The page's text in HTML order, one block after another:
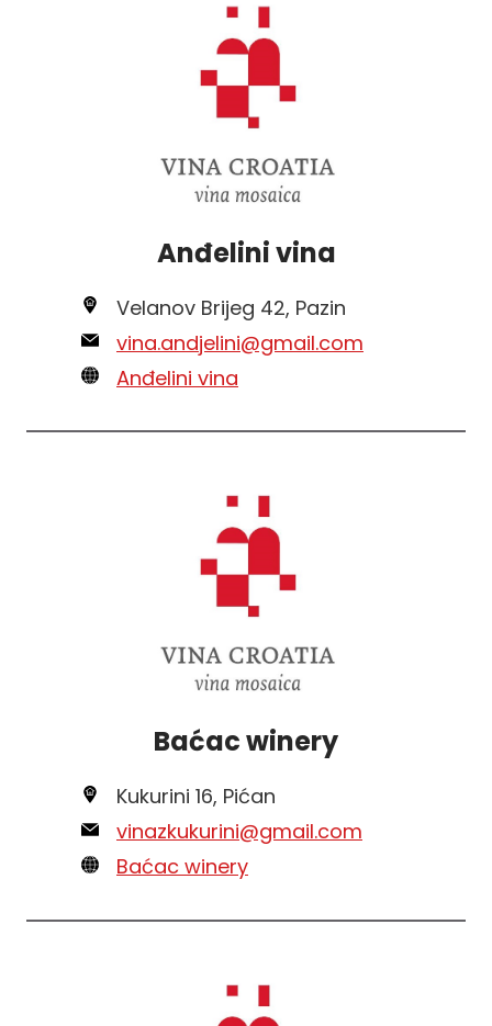
Anđelini vina
Velanov Brijeg 42, Pazin
vina.andjelini@gmail.com
Anđelini vina
Baćac winery
Kukurini 16, Pićan
vinazkukurini@gmail.com
Baćac winery